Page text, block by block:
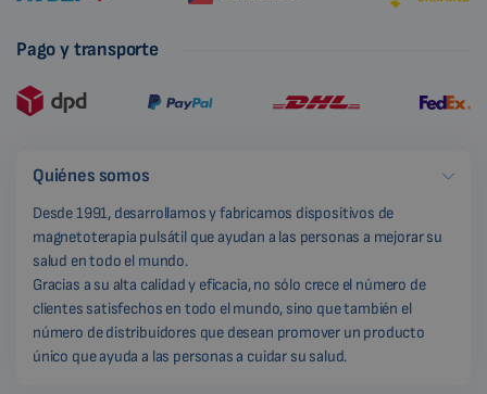
Pago y transporte
Quiénes somos
Desde 1991, desarrollamos y fabricamos dispositivos de
magnetoterapia pulsátil que ayudan a las personas a mejorar su
salud en todo el mundo.
Gracias a su alta calidad y eficacia, no sólo crece el número de
clientes satisfechos en todo el mundo, sino que también el
número de distribuidores que desean promover un producto
único que ayuda a las personas a cuidar su salud.